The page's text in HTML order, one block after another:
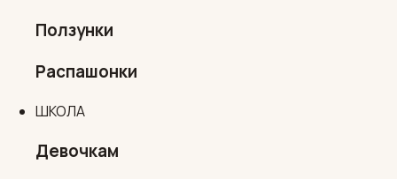
Ползунки
Распашонки
ШКОЛА
Девочкам